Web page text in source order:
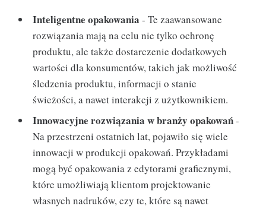
Inteligentne opakowania - Te zaawansowane
rozwiązania mają na celu nie tylko ochronę
produktu, ale także dostarczenie dodatkowych
wartości dla konsumentów, takich jak możliwość
śledzenia produktu, informacji o stanie
świeżości, a nawet interakcji z użytkownikiem.
Innowacyjne rozwiązania w branży opakowań-
Na przestrzeni ostatnich lat, pojawiło się wiele
innowacji w produkcji opakowań. Przykładami
mogą być opakowania z edytorami graficznymi,
które umożliwiają klientom projektowanie
własnych nadruków, czy te, które są nawet